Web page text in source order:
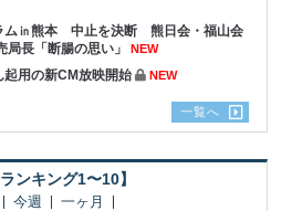
ム㏌熊本 中止を決断 熊日会・福山会
長「断腸の思い」
NEW
用の新CM放映開始 NEW
一覧へ
ランキング1〜10】
今週 一ヶ月